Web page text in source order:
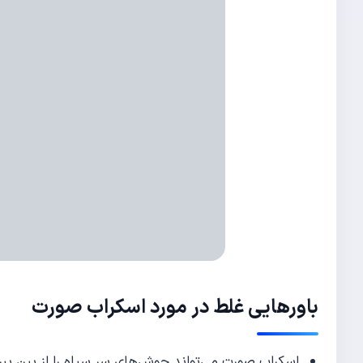
باورهایی غلط در مورد اسکراب صورت